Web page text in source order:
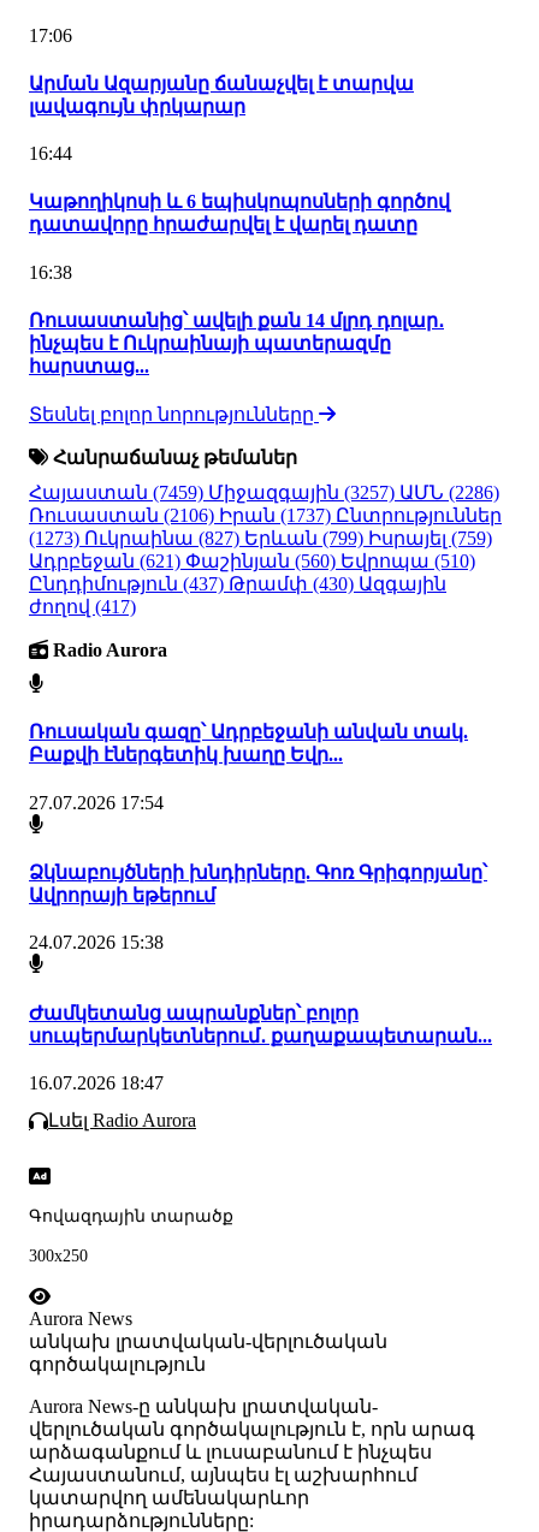
17:06
Արման Ազարյանը ճանաչվել է տարվա
լավագույն փրկարար
16:44
Կաթողիկոսի և 6 եպիսկոպոսների գործով
դատավորը հրաժարվել է վարել դատը
16:38
Ռուսաստանից՝ ավելի քան 14 մլրդ դոլար․
ինչպես է Ուկրաինայի պատերազմը
հարստաց...
Տեսնել բոլոր նորությունները
Հանրաճանաչ թեմաներ
Հայաստան (7459) Միջազգային (3257) ԱՄՆ (2286)
Ռուսաստան (2106) Իրան (1737) Ընտրություններ
(1273) Ուկրաինա (827) Երևան (799) Իսրայել (759)
Ադրբեջան (621) Փաշինյան (560) Եվրոպա (510)
Ընդդիմություն (437) Թրամփ (430) Ազգային
ժողով (417)
Radio Aurora
Ռուսական գազը՝ Ադրբեջանի անվան տակ.
Բաքվի էներգետիկ խաղը Եվր...
27.07.2026 17:54
Ձկնաբույծների խնդիրները. Գոռ Գրիգորյանը՝
Ավրորայի եթերում
24.07.2026 15:38
Ժամկետանց ապրանքներ՝ բոլոր
սուպերմարկետներում․ քաղաքապետարան...
16.07.2026 18:47
Լսել Radio Aurora
Գովազդային տարածք
300x250
Aurora News
անկախ լրատվական-վերլուծական
գործակալություն
Аurora News-ը անկախ լրատվական-
վերլուծական գործակալություն է, որն արագ
արձագանքում և լուսաբանում է ինչպես
Հայաստանում, այնպես էլ աշխարհում
կատարվող ամենակարևոր
իրադարձությունները: